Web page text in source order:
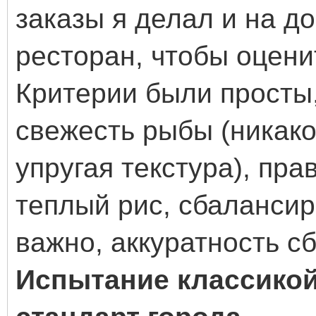
заказы я делал и на
ресторан, чтобы
Критерии были
свежесть рыбы
упругая текстура),
теплый рис,
важно, аккуратность
Испытание